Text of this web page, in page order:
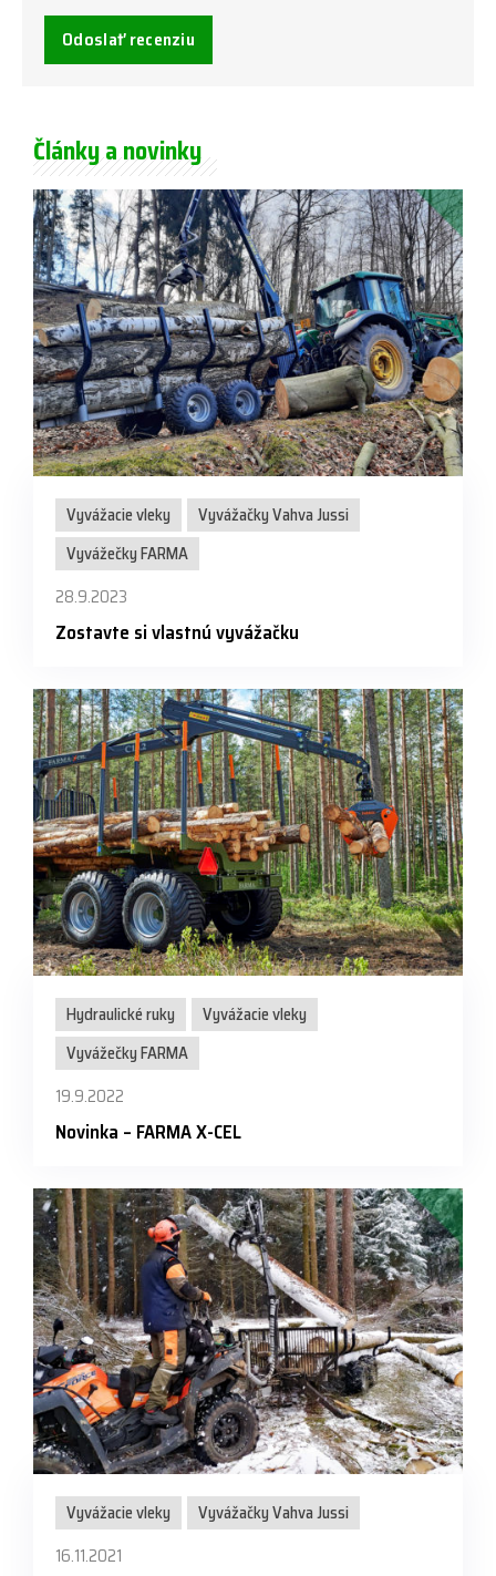
Odoslať recenziu
Články a novinky
Vyvážacie vleky
Vyvážačky Vahva Jussi
Vyvážečky FARMA
28.9.2023
Zostavte si vlastnú vyvážačku
Hydraulické ruky
Vyvážacie vleky
Vyvážečky FARMA
19.9.2022
Novinka – FARMA X-CEL
Vyvážacie vleky
Vyvážačky Vahva Jussi
16.11.2021